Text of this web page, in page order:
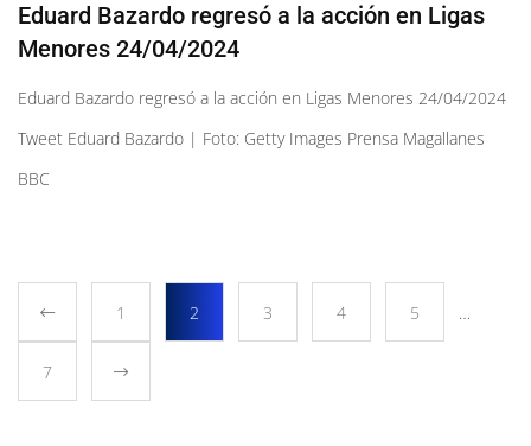
Eduard Bazardo regresó a la acción en Ligas
Menores 24/04/2024
Eduard Bazardo regresó a la acción en Ligas Menores 24/04/2024
Tweet Eduard Bazardo | Foto: Getty Images Prensa Magallanes
BBC
1 2 3 4 5 …
7